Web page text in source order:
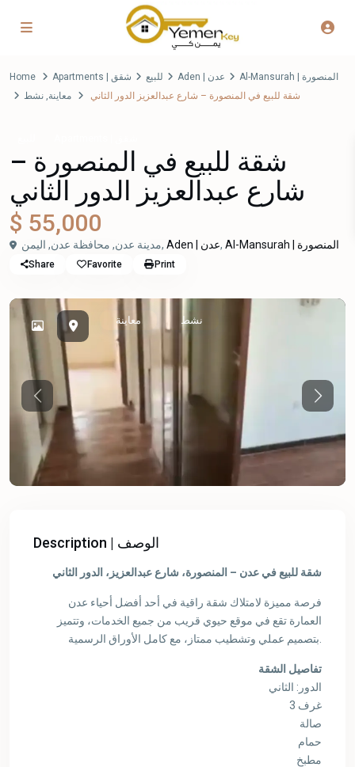
Home Apartments | شقق للبيع Aden | عدن
Al-Mansurah | المنصورة
معاينة, نشط شقة للبيع في المنصورة – شارع عبدالعزيز الدور الثاني
شقة للبيع في المنصورة –
شارع عبدالعزيز الدور الثاني
$ 55,000
مدينة عدن, محافظة عدن, اليمن, Aden | عدن, Al-Mansurah | المنصورة
Share Favorite Print
معاينة نشط
Previous
Description | الوصف
شقة للبيع في عدن – المنصورة، شارع عبدالعزيز، الدور الثاني
فرصة مميزة لامتلاك شقة راقية في أحد أفضل أحياء عدن
العمارة تقع في موقع حيوي قريب من جميع الخدمات، وتتميز
تفاصيل الشقة
الدور: الثاني
3 غرف
صالة
حمام
مطبخ